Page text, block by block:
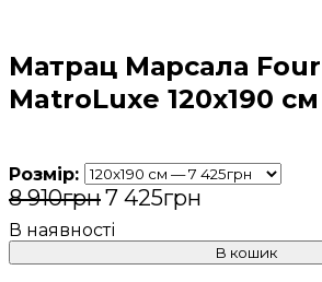
Матрац Марсала
MatroLuxe 120x190 см
Розмір:
8 910грн7 425грн
В кошик